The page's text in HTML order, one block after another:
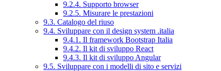
9.2.4. Supporto browser
9.2.5. Misurare le prestazioni
9.3. Catalogo del riuso
9.4. Sviluppare con il design system .italia
9.4.1. Il framework Bootstrap Italia
9.4.2. Il kit di sviluppo React
9.4.3. Il kit di sviluppo Angular
9.5. Sviluppare con i modelli di sito e servizi